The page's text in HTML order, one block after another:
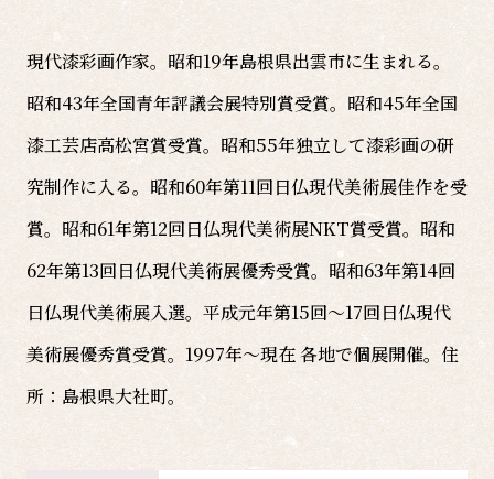
現代漆彩画作家。昭和19年島根県出雲市に生まれる。
昭和43年全国青年評議会展特別賞受賞。昭和45年全国
漆工芸店高松宮賞受賞。昭和55年独立して漆彩画の研
究制作に入る。昭和60年第11回日仏現代美術展佳作を受
賞。昭和61年第12回日仏現代美術展NKT賞受賞。昭和
62年第13回日仏現代美術展優秀受賞。昭和63年第14回
日仏現代美術展入選。平成元年第15回～17回日仏現代
美術展優秀賞受賞。1997年～現在 各地で個展開催。住
所：島根県大社町。